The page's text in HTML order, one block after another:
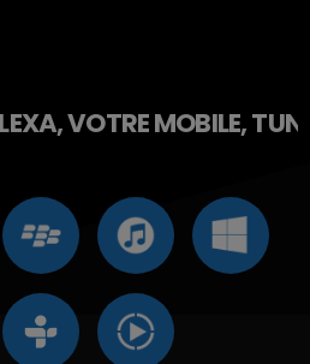
VOTRE MOBILE,